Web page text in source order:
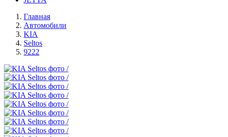
Главная
Автомобили
KIA
Seltos
9222